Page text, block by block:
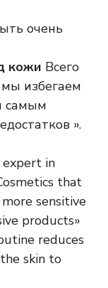
очень
кожи Всего
избегаем
самым
».
expert in
that
sensitive
products»
reduces
skin to